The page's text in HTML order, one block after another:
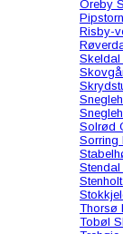
Oreby
Risby-
Skeldal
Solrød
Sorring
Thorsø
Tobøl